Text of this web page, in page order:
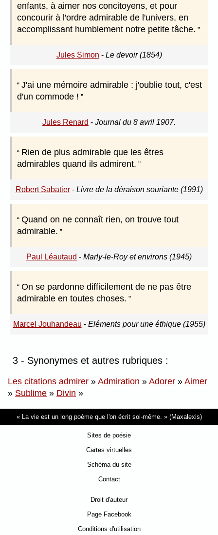
enfants, à aimer nos concitoyens, et pour
concourir à l'ordre admirable de l'univers, en
accomplissant humblement notre petite tâche.
Jules Simon - Le devoir (1854)
J'ai une mémoire admirable : j'oublie tout, c'est
d'un commode !
Jules Renard - Journal du 8 avril 1907.
Rien de plus admirable que les êtres
admirables quand ils admirent.
Robert Sabatier- Livre de la déraison souriante (1991)
Quand on ne connaît rien, on trouve tout
admirable.
Paul Léautaud - Marly-le-Roy et environs (1945)
On se pardonne difficilement de ne pas être
admirable en toutes choses.
Marcel Jouhandeau - Eléments pour une éthique (1955)
3 - Synonymes et autres rubriques :
Les citations admirer » Admiration » Adorer » Aimer
» Sublime » Divin »
La vie est un long poème que l'on écrit soi-même. (Maxalexis)
Sites de poésie
Cartes virtuelles
Schéma du site
Contact
Droit d'auteur
Page Facebook
Conditions d'utilisation